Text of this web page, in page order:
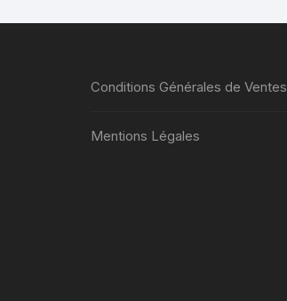
Conditions Générales de Ventes
Mentions Légales